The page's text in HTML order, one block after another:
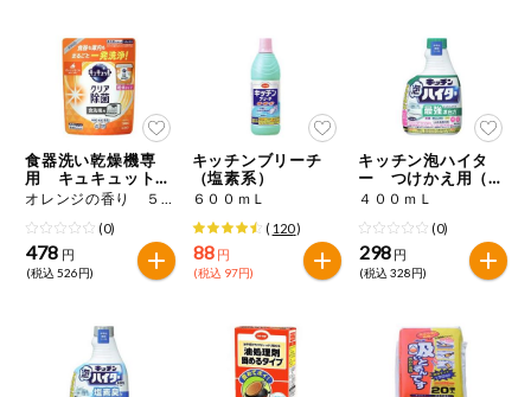
スマート・ワ
ン注文
今週のお買い
コープ商品
今週の新登場
複数注文でお
食器洗い乾燥機専
用 キュキュットク
リア除菌 粉末タイ
プ つめかえ用
オレンジの香り ５００ｇ
(0)
478 円
(税込 526円)
キッチンブリーチ
（塩素系）
６００ｍＬ
( 120)
88 円
(税込 97円)
キッチン泡ハイタ
ー つけかえ用（塩
素系）
４００ｍＬ
(0)
298 円
(税込 328円)